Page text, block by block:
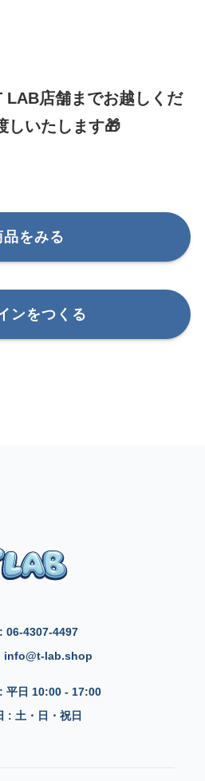
LAB店舗までお越しくだ
しいたします🎁
品をみる
ンをつくる
06-4307-4497
info@t-lab.shop
平日 10:00 - 17:00
: 土・日・祝日